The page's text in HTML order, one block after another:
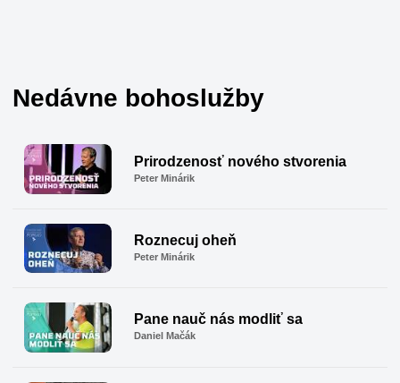
Nedávne bohoslužby
Prirodzenosť nového stvorenia
Peter Minárik
Roznecuj oheň
Peter Minárik
Pane nauč nás modliť sa
Daniel Mačák